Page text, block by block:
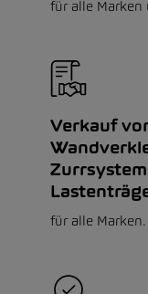
für alle Marken
Verkauf
für alle Marken.